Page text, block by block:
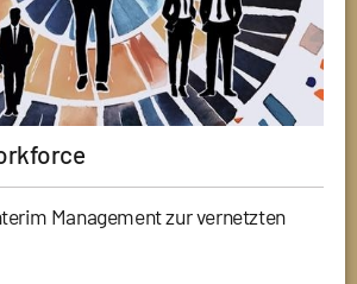
Management zur vernetzten